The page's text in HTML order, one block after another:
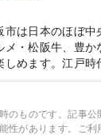
市は日本のほぼ中
メ・松阪牛、豊か
しめます。江戸時
位の神社への巡礼
して栄え、多数の
の商人たちが、江
のものです。記事公
性があります。ご